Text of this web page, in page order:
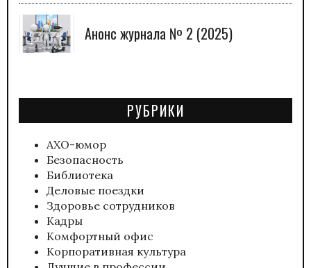
Анонс журнала № 2 (2025)
РУБРИКИ
АХО-юмор
Безопасность
Библиотека
Деловые поездки
Здоровье сотрудников
Кадры
Комфортный офис
Корпоративная культура